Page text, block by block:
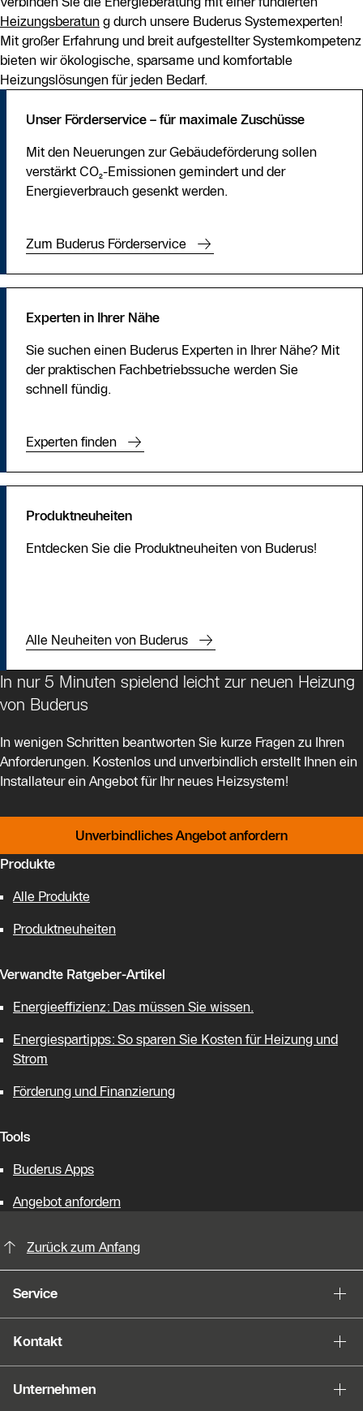
Heizungsberatun g durch unsere Buderus Systemexperten!
Mit großer Erfahrung und breit aufgestellter Systemkompetenz
bieten wir ökologische, sparsame und komfortable
Heizungslösungen für jeden Bedarf.
Unser Förderservice – für maximale Zuschüsse
Mit den Neuerungen zur Gebäudeförderung sollen
verstärkt CO₂-Emissionen gemindert und der
Energieverbrauch gesenkt werden.
Zum Buderus Förderservice
Experten in Ihrer Nähe
Sie suchen einen Buderus Experten in Ihrer Nähe? Mit
der praktischen Fachbetriebssuche werden Sie
schnell fündig.
Experten finden
Produktneuheiten
Entdecken Sie die Produktneuheiten von Buderus!
Alle Neuheiten von Buderus
In nur 5 Minuten spielend leicht zur neuen Heizung
von Buderus
In wenigen Schritten beantworten Sie kurze Fragen zu Ihren
Anforderungen. Kostenlos und unverbindlich erstellt Ihnen ein
Installateur ein Angebot für Ihr neues Heizsystem!
Unverbindliches Angebot anfordern
Produkte
Alle Produkte
Produktneuheiten
Verwandte Ratgeber-Artikel
Energieeffizienz: Das müssen Sie wissen.
Energiespartipps: So sparen Sie Kosten für Heizung und
Strom
Förderung und Finanzierung
Tools
Buderus Apps
Angebot anfordern
Zurück zum Anfang
Service
Kontakt
Unternehmen